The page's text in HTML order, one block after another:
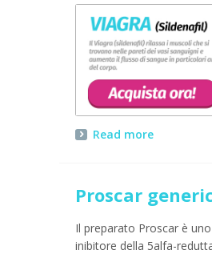
Read more
Proscar
Il preparato Proscar è
inibitore della 5alfa-